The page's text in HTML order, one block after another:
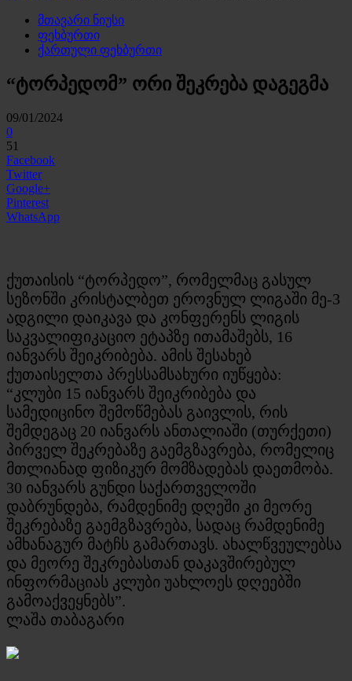
მთავარი ნიუსი
ფეხბურთი
ქართული ფეხბურთი
“ტორპედომ” ორი შეკრება დაგეგმა
09/01/2024
0
51
Facebook
Twitter
Google+
Pinterest
WhatsApp
ქუთაისის “ტორპედო”, რომელმაც გასულ
სეზონში კრისტალბეთ ეროვნულ ლიგაში მე-3
ადგილი დაიკავა და კონფერენს ლიგის
საკვალიფიკაციო ეტაპზე ითამაშებს, 16
იანვარს შეიკრიბება. ამის შესახებ
ქუთაისელთა პრესსამსახური იუწყება:
“კლუბი 15 იანვარს შეიკრიბება და
სამედიცინო შემოწმებას გაივლის, რის
შემდეგაც 20 იანვარს ანთალიაში (თურქეთი)
პირველ შეკრებაზე გაემგზავრება, რომელიც
მთლიანად ფიზიკურ მომზადებას დაეთმობა.
30 იანვარს გუნდი საქართველოში
დაბრუნდება, რამდენიმე დღეში კი მეორე
შეკრებაზე გაემგზავრება, სადაც რამდენიმე
ამხანაგურ მატჩს გამართავს. ახალწვეულებსა
და მეორე შეკრებასთან დაკავშირებულ
ინფორმაციას კლუბი უახლოეს დღეებში
გამოაქვეყნებს”.
ლაშა თაბაგარი